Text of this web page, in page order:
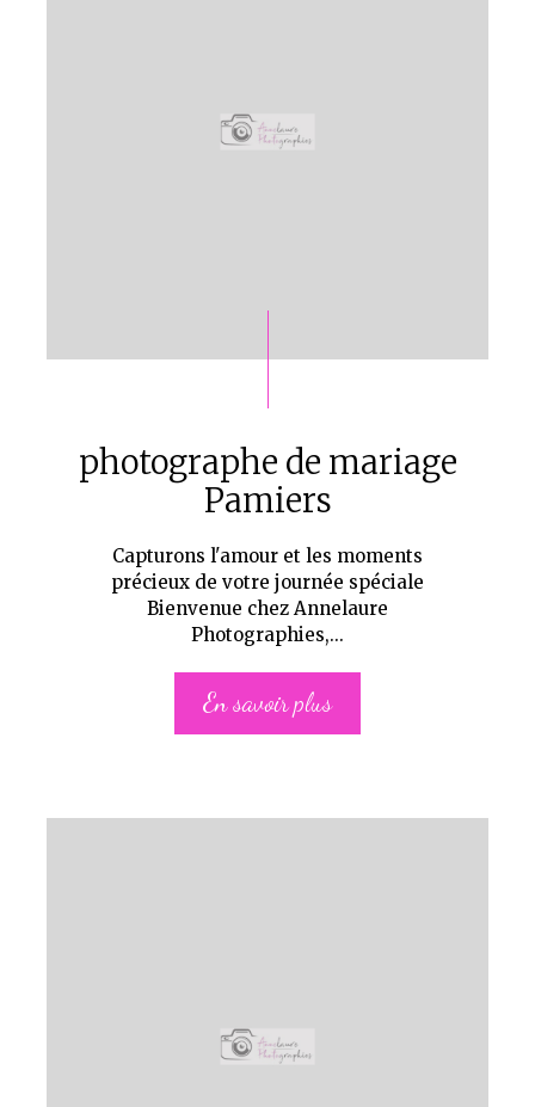
photographe de mariage
Pamiers
Capturons l'amour et les moments
précieux de votre journée spéciale
Bienvenue chez Annelaure
Photographies,...
En savoir plus